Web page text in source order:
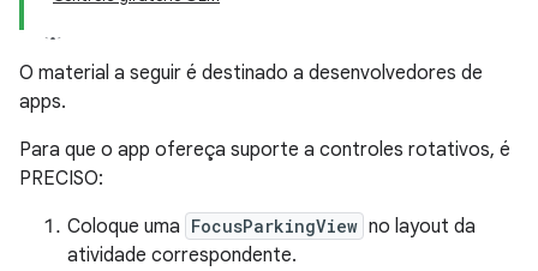
O material a seguir é destinado a desenvolvedores de
apps.
Para que o app ofereça suporte a controles rotativos, é
PRECISO:
Coloque uma FocusParkingView no layout da
atividade correspondente.